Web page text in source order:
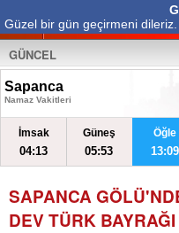
Güzel bir gün geçirmeni dileriz.
GÜNCEL
Sapanca
Namaz Vakitleri
İmsak
04:13
Güneş
05:53
Öğle
13:09
SAPANCA
DEV TÜRK